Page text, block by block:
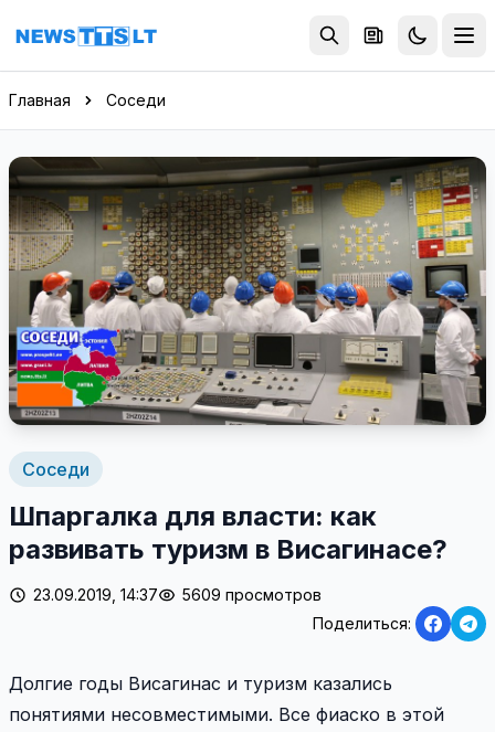
Перейти к содержимому
Главная Соседи
Соседи
Шпаргалка для власти: как
развивать туризм в Висагинасе?
23.09.2019, 14:37
5609 просмотров
Поделиться:
Долгие годы Висагинас и туризм казались
понятиями несовместимыми. Все фиаско в этой